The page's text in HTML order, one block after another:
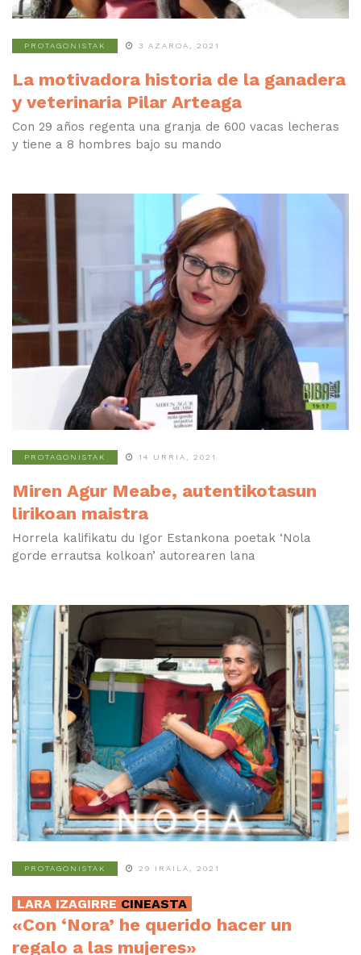
PROTAGONISTAK 3 AZAROA, 2021
La motivadora historia de la ganadera
y veterinaria Pilar Arteaga
Con 29 años regenta una granja de 600 vacas lecheras
y tiene a 8 hombres bajo su mando
PROTAGONISTAK 14 URRIA, 2021
Miren Agur Meabe, autentikotasun
lirikoan maistra
Horrela kalifikatu du Igor Estankona poetak ‘Nola
gorde errautsa kolkoan’ autorearen lana
PROTAGONISTAK 29 IRAILA, 2021
LARA IZAGIRRE CINEASTA
«Con ‘Nora’ he querido hacer un
regalo a las mujeres»